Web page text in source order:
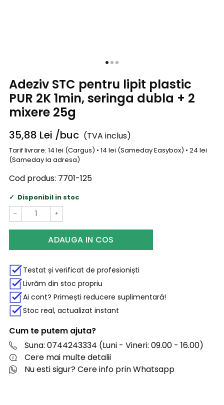
Adeziv STC pentru lipit plastic
PUR 2K 1min, seringa dubla + 2
mixere 25g
35,88 Lei /buc (TVA inclus)
Tarif livrare: 14 lei (Cargus) • 14 lei (Sameday Easybox) • 24 lei
(Sameday la adresa)
Cod produs: 7701-125
Disponibil in stoc
− +
ADAUGA IN COS
Testat și verificat de profesioniști
Livrăm din stoc propriu
Ai cont? Primești reducere suplimentară!
Stoc real, actualizat instant
Cum te putem ajuta?
Suna: 0744243334 (Luni - Vineri: 09.00 - 16.00)
Cere mai multe detalii
Nu esti sigur? Cere info prin Whatsapp